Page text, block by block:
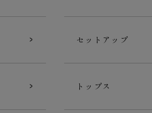
セットアップ
トップス